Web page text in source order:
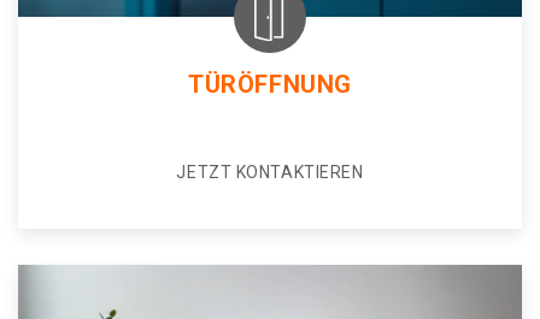
TÜRÖFFNUNG
JETZT KONTAKTIEREN